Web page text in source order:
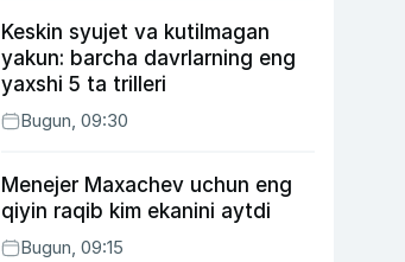
Keskin syujet va kutilmagan
yakun: barcha davrlarning eng
yaxshi 5 ta trilleri
Bugun, 09:30
Menejer Maxachev uchun eng
qiyin raqib kim ekanini aytdi
Bugun, 09:15